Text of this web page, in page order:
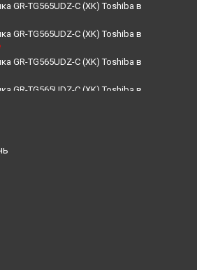
GR-TG565UDZ-C (XK) Toshiba в
GR-TG565UDZ-C (XK) Toshiba в
GR-TG565UDZ-C (XK) Toshiba в
GR-TG565UDZ-C (XK) Toshiba в
GR-TG565UDZ-C (XK) Toshiba в
GR-TG565UDZ-C (XK) Toshiba в
GR-TG565UDZ-C (XK) Toshiba в
GR-TG565UDZ-C (XK) Toshiba в
GR-TG565UDZ-C (XK) Toshiba в
GR-TG565UDZ-C (XK) Toshiba в